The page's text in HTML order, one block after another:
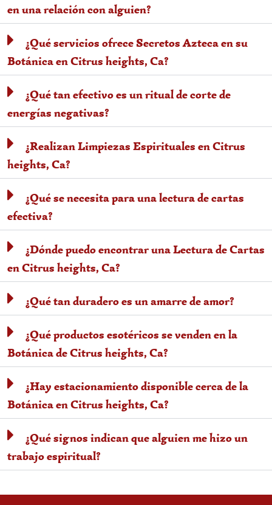
en una relación con alguien?
¿Qué servicios ofrece Secretos Azteca en su
Botánica en Citrus heights, Ca?
¿Qué tan efectivo es un ritual de corte de
energías negativas?
¿Realizan Limpiezas Espirituales en Citrus
heights, Ca?
¿Qué se necesita para una lectura de cartas
efectiva?
¿Dónde puedo encontrar una Lectura de Cartas
en Citrus heights, Ca?
¿Qué tan duradero es un amarre de amor?
¿Qué productos esotéricos se venden en la
Botánica de Citrus heights, Ca?
¿Hay estacionamiento disponible cerca de la
Botánica en Citrus heights, Ca?
¿Qué signos indican que alguien me hizo un
trabajo espiritual?